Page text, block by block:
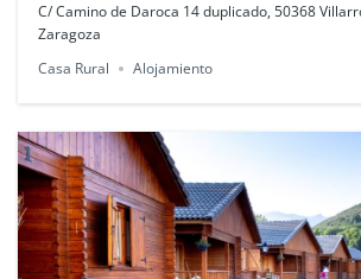
C/ Camino de Daroca 14 duplicado, 50368
Zaragoza
Casa Rural
Alojamiento